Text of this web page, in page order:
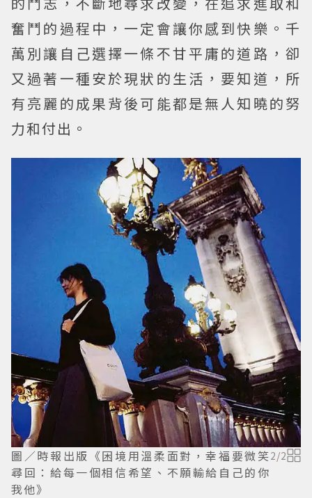
奮鬥的過程中，一定會讓你感到快樂。千
萬別讓自己選擇一條不甘平庸的道路，卻
又過著一種安於現狀的生活，要知道，所
有亮麗的成果背後可能都是無人知曉的努
力和付出。
圖／時報出版《困境用溫柔面對，幸福要微笑
尋回：給每一個相信希望、不願輸給自己的你
我他》
2/2